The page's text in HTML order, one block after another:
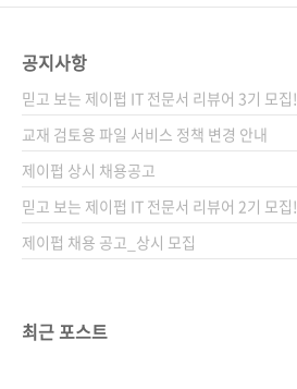
지면 이제 생각..
추가 비용 없이 해주겠다는 연락을 받았습니다.
Margolis (Mar 31, 2011) 2판: Arduino
Cookbook by Michael Margolis (Dec 30,
2011) 그런데 이번에는 번역이 문제였습니다.
역자이신 윤순백 님은 이미 1판 번역..
공지사항
믿고 보는 제이펍 IT 전문서 리뷰어 3기 모집!
교재 검토용 파일 서비스 정책 변경 안내
제이펍 상시 채용공고
믿고 보는 제이펍 IT 전문서 리뷰어 2기 모집!
제이펍 채용 공고_상시 모집
최근 포스트